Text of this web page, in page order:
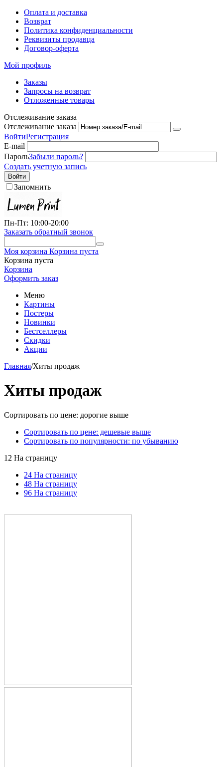
Оплата и доставка
Возврат
Политика конфиденциальности
Реквизиты продавца
Договор-оферта
Мой профиль
Заказы
Запросы на возврат
Отложенные товары
Отслеживание заказа
Отслеживание заказа
ВойтиРегистрация
E-mail
ПарольЗабыли пароль?
Создать учетную запись
Войти
Запомнить
Пн-Пт: 10:00-20:00
Заказать обратный звонок
Моя корзина Корзина пуста
Корзина пуста
Корзина
Оформить заказ
Меню
Картины
Постеры
Новинки
Бестселлеры
Скидки
Акции
Главная/Хиты продаж
Хиты продаж
Сортировать по цене: дорогие выше
Сортировать по цене: дешевые выше
Сортировать по популярности: по убыванию
12 На страницу
24 На страницу
48 На страницу
96 На страницу